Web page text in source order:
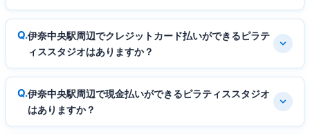
伊奈中央駅周辺でクレジットカード払いができるピラテ
ィススタジオはありますか？
伊奈中央駅周辺で現金払いができるピラティススタジオ
はありますか？